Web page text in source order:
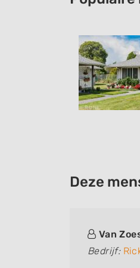
Deze
Van
Bedrijf: